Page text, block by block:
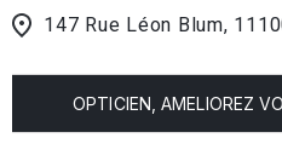
147 Rue Léon Blum,
OPTICIEN, AMELIOREZ